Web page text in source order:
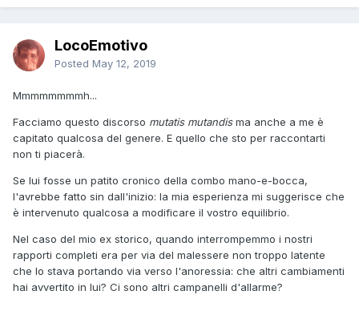
LocoEmotivo
Posted May 12, 2019
Mmmmmmmmh...
Facciamo questo discorso mutatis mutandisma anche a me è
capitato qualcosa del genere. E quello che sto per raccontarti
non ti piacerà.
Se lui fosse un patito cronico della combo mano-e-bocca,
l'avrebbe fatto sin dall'inizio: la mia esperienza mi suggerisce che
è intervenuto qualcosa a modificare il vostro equilibrio.
Nel caso del mio ex storico, quando interrompemmo i nostri
rapporti completi era per via del malessere non troppo latente
che lo stava portando via verso l'anoressia: che altri cambiamenti
hai avvertito in lui? Ci sono altri campanelli d'allarme?